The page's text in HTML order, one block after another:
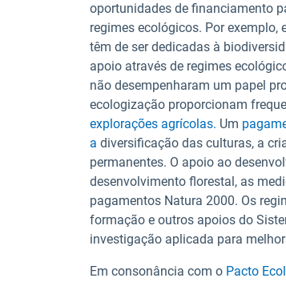
oportunidades de financiamento
regimes ecológicos. Por exemplo,
têm de ser dedicadas à
apoio através de regimes
não desempenharam um papel
ecologização proporcionam
explorações agrícolas. Um
a diversificação das culturas, a
permanentes. O apoio ao
desenvolvimento florestal, as
pagamentos Natura 2000. Os
formação e outros apoios do
investigação aplicada para
Em consonância com o Pacto